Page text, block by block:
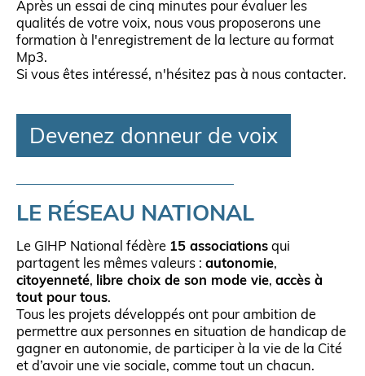
Après un essai de cinq minutes pour évaluer les
qualités de votre voix, nous vous proposerons une
formation à l'enregistrement de la lecture au format
Mp3.
Si vous êtes intéressé, n'hésitez pas à nous contacter.
Devenez donneur de voix
LE RÉSEAU NATIONAL
Le GIHP National fédère 15 associations qui
partagent les mêmes valeurs : autonomie,
citoyenneté, libre choix de son mode vie, accès à
tout pour tous.
Tous les projets développés ont pour ambition de
permettre aux personnes en situation de handicap de
gagner en autonomie, de participer à la vie de la Cité
et d’avoir une vie sociale, comme tout un chacun.